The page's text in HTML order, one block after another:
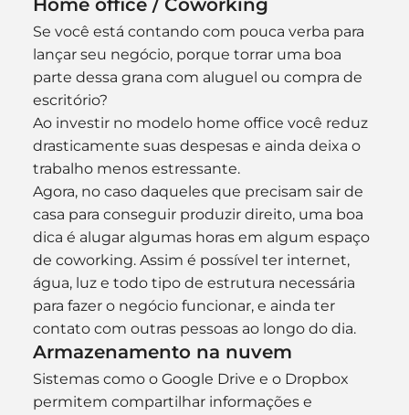
Home office / Coworking
Se você está contando com pouca verba para
lançar seu negócio, porque torrar uma boa
parte dessa grana com aluguel ou compra de
escritório?
Ao investir no modelo home office você reduz
drasticamente suas despesas e ainda deixa o
trabalho menos estressante.
Agora, no caso daqueles que precisam sair de
casa para conseguir produzir direito, uma boa
dica é alugar algumas horas em algum espaço
de coworking. Assim é possível ter internet,
água, luz e todo tipo de estrutura necessária
para fazer o negócio funcionar, e ainda ter
contato com outras pessoas ao longo do dia.
Armazenamento na nuvem
Sistemas como o Google Drive e o Dropbox
permitem compartilhar informações e